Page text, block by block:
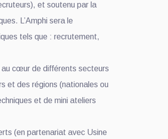
et soutenu par la
L’Amphi sera le
tels que : recrutement,
au cœur de différents secteurs
et des régions (nationales ou
et de mini ateliers
(en partenariat avec Usine